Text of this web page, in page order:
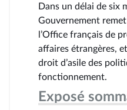
5 novembre 2024
31 octobre 2024
8 novembre 2024
Dans un délai de six
Gouvernement
l’Office français de
affaires étrangères,
droit d’asile des
fonctionnement.
Exposé